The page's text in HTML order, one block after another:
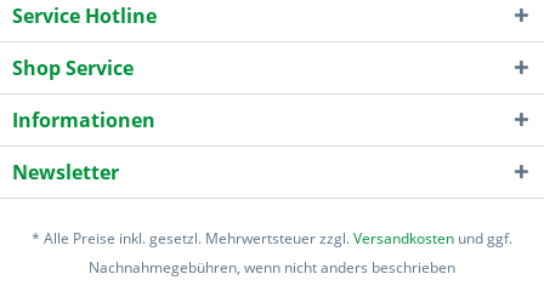
Service Hotline
Shop Service
Informationen
Newsletter
* Alle Preise inkl. gesetzl. Mehrwertsteuer zzgl.Versandkosten und ggf.
Nachnahmegebühren, wenn nicht anders beschrieben